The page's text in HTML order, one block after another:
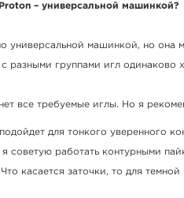
– универсальной машинкой?
универсальной машинкой, но она
разными группами игл одинаково
все требуемые иглы. Но я
для тонкого уверенного
советую работать контурными
касается заточки, то для